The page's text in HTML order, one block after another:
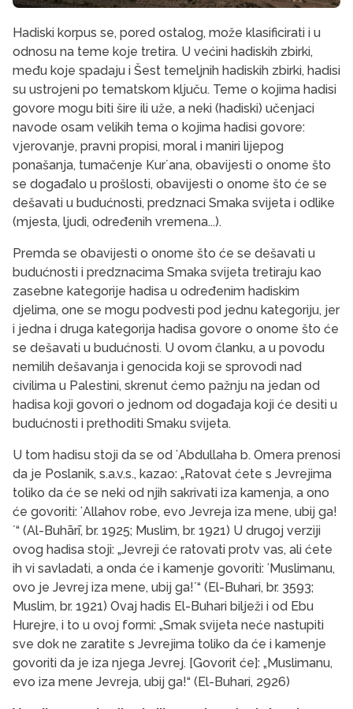
Hadiski korpus se, pored ostalog, može klasificirati i u
odnosu na teme koje tretira. U većini hadiskih zbirki,
među koje spadaju i Šest temeljnih hadiskih zbirki, hadisi
su ustrojeni po tematskom ključu. Teme o kojima hadisi
govore mogu biti šire ili uže, a neki (hadiski) učenjaci
navode osam velikih tema o kojima hadisi govore:
vjerovanje, pravni propisi, moral i maniri lijepog
ponašanja, tumačenje Kurʼana, obavijesti o onome što
se događalo u prošlosti, obavijesti o onome što će se
dešavati u budućnosti, predznaci Smaka svijeta i odlike
(mjesta, ljudi, određenih vremena...).
Premda se obavijesti o onome što će se dešavati u
budućnosti i predznacima Smaka svijeta tretiraju kao
zasebne kategorije hadisa u određenim hadiskim
djelima, one se mogu podvesti pod jednu kategoriju, jer
i jedna i druga kategorija hadisa govore o onome što će
se dešavati u budućnosti. U ovom članku, a u povodu
nemilih dešavanja i genocida koji se sprovodi nad
civilima u Palestini, skrenut ćemo pažnju na jedan od
hadisa koji govori o jednom od događaja koji će desiti u
budućnosti i prethoditi Smaku svijeta.
U tom hadisu stoji da se od ʻAbdullaha b. Omera prenosi
da je Poslanik, s.a.v.s., kazao: „Ratovat ćete s Jevrejima
toliko da će se neki od njih sakrivati iza kamenja, a ono
će govoriti: ʻAllahov robe, evo Jevreja iza mene, ubij ga!
ʼ“ (Al-Buhārī, br. 1925; Muslim, br. 1921) U drugoj verziji
ovog hadisa stoji: „Jevreji će ratovati protv vas, ali ćete
ih vi savladati, a onda će i kamenje govoriti: ʻMuslimanu,
ovo je Jevrej iza mene, ubij ga!ʼ“ (El-Buhari, br. 3593;
Muslim, br. 1921) Ovaj hadis El-Buhari bilježi i od Ebu
Hurejre, i to u ovoj formi: „Smak svijeta neće nastupiti
sve dok ne zaratite s Jevrejima toliko da će i kamenje
govoriti da je iza njega Jevrej. [Govorit će]: „Muslimanu,
evo iza mene Jevreja, ubij ga!“ (El-Buhari, 2926)